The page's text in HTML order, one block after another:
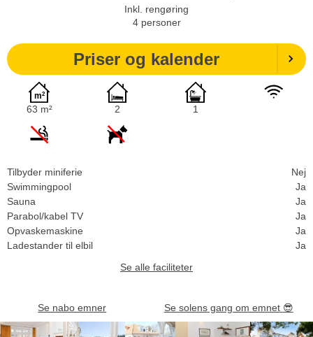
Inkl. rengøring
4 personer
Priser og kalender
63 m² 2 1
Tilbyder miniferie
Nej
Swimmingpool
Ja
Sauna
Ja
Parabol/kabel TV
Ja
Opvaskemaskine
Ja
Ladestander til elbil
Ja
Se alle faciliteter
Se nabo emner Se solens gang om emnet 😎